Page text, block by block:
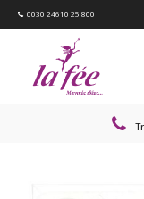
0030 24610 25 800